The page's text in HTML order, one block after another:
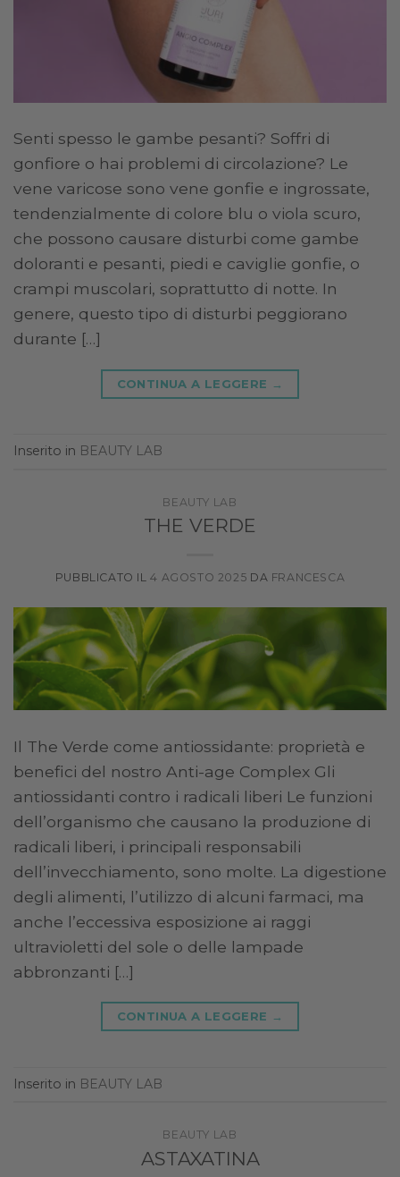
Senti spesso le gambe pesanti? Soffri di
gonfiore o hai problemi di circolazione? Le
vene varicose sono vene gonfie e ingrossate,
tendenzialmente di colore blu o viola scuro,
che possono causare disturbi come gambe
doloranti e pesanti, piedi e caviglie gonfie, o
crampi muscolari, soprattutto di notte. In
genere, questo tipo di disturbi peggiorano
durante […]
CONTINUA A LEGGERE →
Inserito in BEAUTY LAB
BEAUTY LAB
THE VERDE
PUBBLICATO IL4 AGOSTO 2025 DA FRANCESCA
Il The Verde come antiossidante: proprietà e
benefici del nostro Anti-age Complex Gli
antiossidanti contro i radicali liberi Le funzioni
dell’organismo che causano la produzione di
radicali liberi, i principali responsabili
dell’invecchiamento, sono molte. La digestione
degli alimenti, l’utilizzo di alcuni farmaci, ma
anche l’eccessiva esposizione ai raggi
ultravioletti del sole o delle lampade
abbronzanti […]
CONTINUA A LEGGERE →
Inserito in BEAUTY LAB
BEAUTY LAB
ASTAXATINA